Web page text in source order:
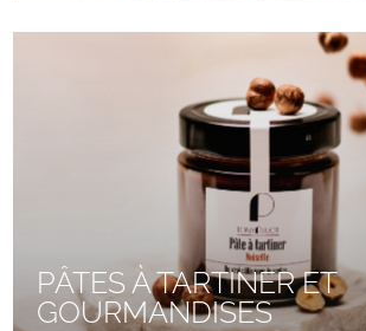
PÂTES À TARTINER ET
GOURMANDISES